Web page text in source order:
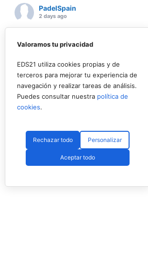
PadelSpain
2 days ago
Energy Padel prepara una cita
competición y fiesta por todo
www.padelspain.net
Gran jornada de pádel la que
preparando Felipe de Energy
Ver en Facebook · Compartir
Valoramos tu privacidad
EDS21 utiliza cookies propias y de
terceros para mejorar tu experiencia de
navegación y realizar tareas de análisis.
Puedes consultar nuestra política de
cookies.
Rechazar todo Personalizar
Aceptar todo